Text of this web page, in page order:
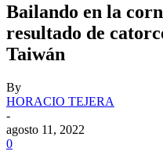
Bailando en la
resultado de
Taiwán
By
HORACIO TEJERA
-
agosto 11, 2022
0